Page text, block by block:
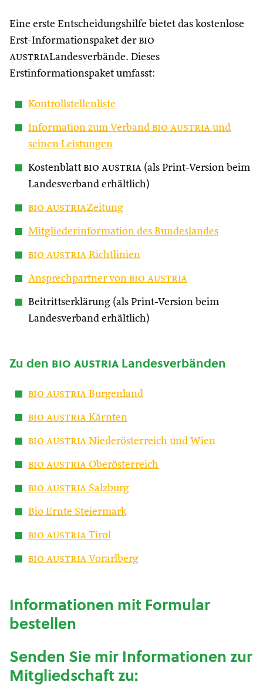
Eine erste Entscheidungshilfe bietet das kostenlose
Erst-Informationspaket der bio
austriaLandesverbände. Dieses
Erstinformationspaket umfasst:
Kontrollstellenliste
Information zum Verband bio austria und
seinen Leistungen
Kostenblatt bio austria (als Print-Version beim
Landesverband erhältlich)
bio austriaZeitung
Mitgliederinformation des Bundeslandes
bio austria Richtlinien
Ansprechpartner von bio austria
Beitrittserklärung (als Print-Version beim
Landesverband erhältlich)
Zu den bio austria Landesverbänden
bio austria Burgenland
bio austria Kärnten
bio austria Niederösterreich und Wien
bio austria Oberösterreich
bio austria Salzburg
Bio Ernte Steiermark
bio austria Tirol
bio austria Vorarlberg
Informationen mit Formular
bestellen
Senden Sie mir Informationen zur
Mitgliedschaft zu: